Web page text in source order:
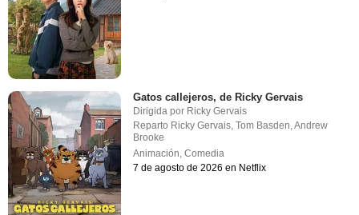
Gatos callejeros, de Ricky Gervais
Dirigida por Ricky Gervais
Reparto Ricky Gervais,Tom Basden,Andrew
Brooke
Animación,Comedia
7 de agosto de 2026 en Netflix